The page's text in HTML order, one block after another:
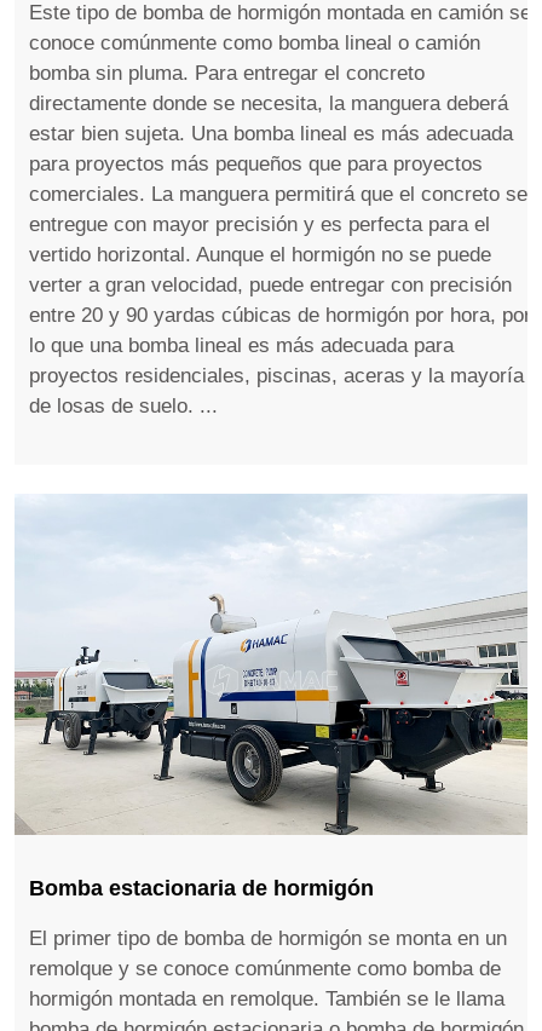
Este tipo de bomba de hormigón montada en camión se
conoce comúnmente como bomba lineal o camión
bomba sin pluma. Para entregar el concreto
directamente donde se necesita, la manguera deberá
estar bien sujeta. Una bomba lineal es más adecuada
para proyectos más pequeños que para proyectos
comerciales. La manguera permitirá que el concreto se
entregue con mayor precisión y es perfecta para el
vertido horizontal. Aunque el hormigón no se puede
verter a gran velocidad, puede entregar con precisión
entre 20 y 90 yardas cúbicas de hormigón por hora, por
lo que una bomba lineal es más adecuada para
proyectos residenciales, piscinas, aceras y la mayoría
de losas de suelo. ...
Bomba estacionaria de hormigón
El primer tipo de bomba de hormigón se monta en un
remolque y se conoce comúnmente como bomba de
hormigón montada en remolque. También se le llama